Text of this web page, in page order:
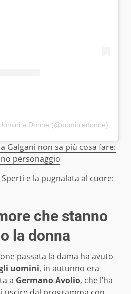
e Donne (@uominiedonne)
Galgani non sa più cosa fare:
personaggio
Sperti e la pugnalata al cuore:
che stanno
la donna
passata la dama ha avuto
uomini, in autunno era
a Germano Avolio, che l’ha